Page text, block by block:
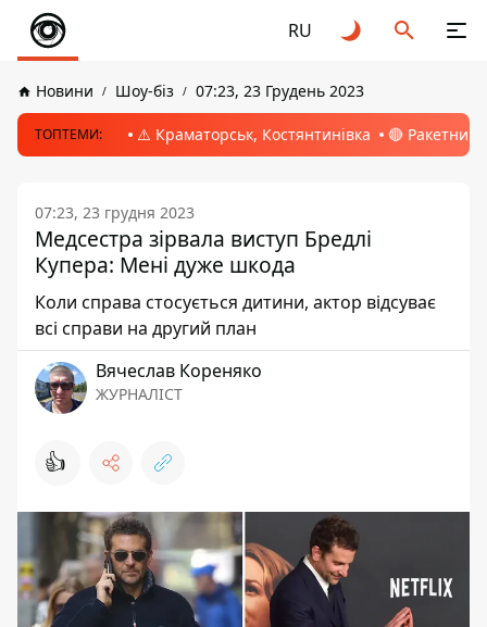
RU
Новини Шоу-біз 07:23, 23 Грудень 2023
ТОПТЕМИ: ⚠️ Краматорськ, Костянтинівка 🔴 Ракетний
07:23, 23 грудня 2023
Медсестра зірвала виступ Бредлі
Купера: Мені дуже шкода
Коли справа стосується дитини, актор відсуває
всі справи на другий план
Вячеслав Кореняко
ЖУРНАЛІСТ
👍